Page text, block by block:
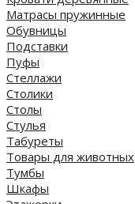
Матрасы пружинные
Обувницы
Подставки
Пуфы
Стеллажи
Столики
Столы
Стулья
Табуреты
Товары для животных
Тумбы
Шкафы